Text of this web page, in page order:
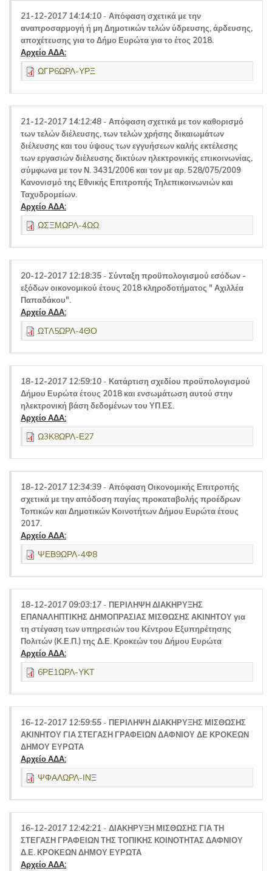
21-12-2017 14:14:10 - Απόφαση σχετικά με την
αναπροσαρμογή ή μη Δημοτικών τελών ύδρευσης, άρδευσης,
αποχέτευσης για το Δήμο Ευρώτα για το έτος 2018.
Αρχείο ΑΔΑ:
ΩΓΡ6ΩΡΛ-ΥΡΞ
21-12-2017 14:12:48 - Απόφαση σχετικά με τον καθορισμό
των τελών διέλευσης, των τελών χρήσης δικαιωμάτων
διέλευσης και του ύψους των εγγυήσεων καλής εκτέλεσης
των εργασιών διέλευσης δικτύων ηλεκτρονικής επικοινωνίας,
σύμφωνα με τον Ν. 3431/2006 και τον με αρ. 528/075/2009
Κανονισμό της Εθνικής Επιτροπής Τηλεπικοινωνιών και
Ταχυδρομείων.
Αρχείο ΑΔΑ:
ΩΣΞΜΩΡΛ-4ΩΩ
20-12-2017 12:18:35 - Σύνταξη προϋπολογισμού εσόδων -
εξόδων οικονομικού έτους 2018 κληροδοτήματος " Αχιλλέα
Παπαδάκου".
Αρχείο ΑΔΑ:
ΩΤΛ5ΩΡΛ-4ΘΟ
18-12-2017 12:59:10 - Κατάρτιση σχεδίου προϋπολογισμού
Δήμου Ευρώτα έτους 2018 και ενσωμάτωση αυτού στην
ηλεκτρονική βάση δεδομένων του ΥΠ.ΕΣ.
Αρχείο ΑΔΑ:
Ω3Κ8ΩΡΛ-Ε27
18-12-2017 12:34:39 - Απόφαση Οικονομικής Επιτροπής
σχετικά με την απόδοση παγίας προκαταβολής προέδρων
Τοπικών και Δημοτικών Κοινοτήτων Δήμου Ευρώτα έτους
2017.
Αρχείο ΑΔΑ:
ΨΕΒ9ΩΡΛ-4Φ8
18-12-2017 09:03:17 - ΠΕΡΙΛΗΨΗ ΔΙΑΚΗΡΥΞΗΣ
ΕΠΑΝΑΛΗΠΤΙΚΗΣ ΔΗΜΟΠΡΑΣΙΑΣ ΜΙΣΘΩΣΗΣ ΑΚΙΝΗΤΟΥ για
τη στέγαση των υπηρεσιών του Κέντρου Εξυπηρέτησης
Πολιτών (Κ.Ε.Π.) της Δ.Ε. Κροκεών του Δήμου Ευρώτα
Αρχείο ΑΔΑ:
6ΡΕ1ΩΡΛ-ΥΚΤ
16-12-2017 12:59:55 - ΠΕΡΙΛΗΨΗ ΔΙΑΚΗΡΥΞΗΣ ΜΙΣΘΩΣΗΣ
ΑΚΙΝΗΤΟΥ ΓΙΑ ΣΤΕΓΑΣΗ ΓΡΑΦΕΙΩΝ ΔΑΦΝΙΟΥ ΔΕ ΚΡΟΚΕΩΝ
ΔΗΜΟΥ ΕΥΡΩΤΑ
Αρχείο ΑΔΑ:
ΨΦΑΛΩΡΛ-ΙΝΞ
16-12-2017 12:42:21 - ΔΙΑΚΗΡΥΞΗ ΜΙΣΘΩΣΗΣ ΓΙΑ ΤΗ
ΣΤΕΓΑΣΗ ΓΡΑΦΕΙΩΝ ΤΗΣ ΤΟΠΙΚΗΣ ΚΟΙΝΟΤΗΤΑΣ ΔΑΦΝΙΟΥ
Δ.Ε. ΚΡΟΚΕΩΝ ΔΗΜΟΥ ΕΥΡΩΤΑ
Αρχείο ΑΔΑ: